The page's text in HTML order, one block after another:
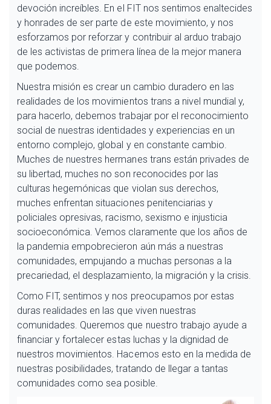
devoción increíbles. En el FIT nos sentimos enaltecides
y honrades de ser parte de este movimiento, y nos
esforzamos por reforzar y contribuir al arduo trabajo
de les activistas de primera línea de la mejor manera
que podemos.
Nuestra misión es crear un cambio duradero en las
realidades de los movimientos trans a nivel mundial y,
para hacerlo, debemos trabajar por el reconocimiento
social de nuestras identidades y experiencias en un
entorno complejo, global y en constante cambio.
Muches de nuestres hermanes trans están privades de
su libertad, muches no son reconocides por las
culturas hegemónicas que violan sus derechos,
muches enfrentan situaciones penitenciarias y
policiales opresivas, racismo, sexismo e injusticia
socioeconómica. Vemos claramente que los años de
la pandemia empobrecieron aún más a nuestras
comunidades, empujando a muchas personas a la
precariedad, el desplazamiento, la migración y la crisis.
Como FIT, sentimos y nos preocupamos por estas
duras realidades en las que viven nuestras
comunidades. Queremos que nuestro trabajo ayude a
financiar y fortalecer estas luchas y la dignidad de
nuestros movimientos. Hacemos esto en la medida de
nuestras posibilidades, tratando de llegar a tantas
comunidades como sea posible.